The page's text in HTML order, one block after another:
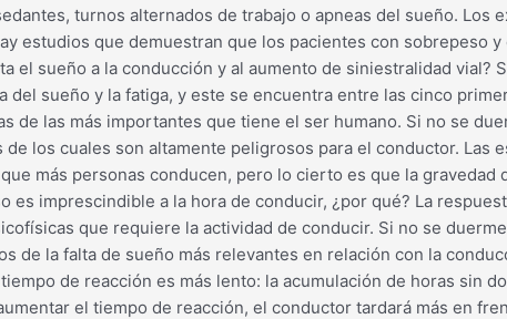
turnos alternados de trabajo o apneas del sueño. Los
estudios que demuestran que los pacientes con sobrepeso
el sueño a la conducción y al aumento de siniestralidad vial?
sueño y la fatiga, y este se encuentra entre las cinco
de las más importantes que tiene el ser humano. Si no se
los cuales son altamente peligrosos para el conductor.
más personas conducen, pero lo cierto es que la
es imprescindible a la hora de conducir, ¿por qué? La
que requiere la actividad de conducir. Si no se
de la falta de sueño más relevantes en relación con la
de reacción es más lento: la acumulación de horas sin
el tiempo de reacción, el conductor tardará más en